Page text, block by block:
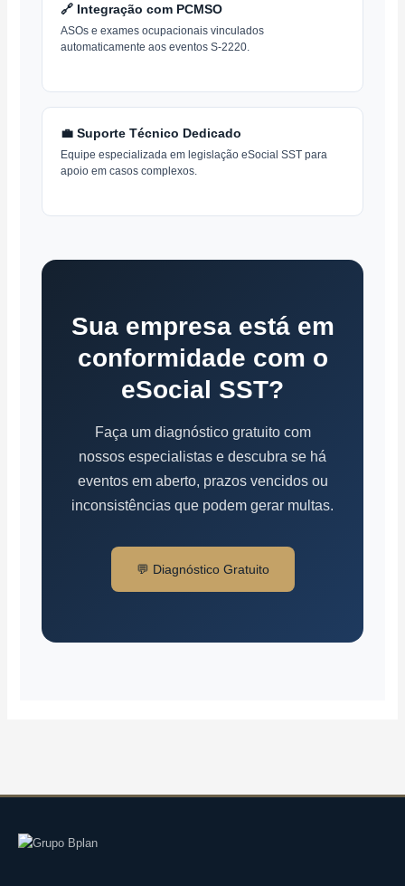
🔗 Integração com PCMSO
ASOs e exames ocupacionais vinculados
automaticamente aos eventos S-2220.
💼 Suporte Técnico Dedicado
Equipe especializada em legislação eSocial SST para
apoio em casos complexos.
Sua empresa está em
conformidade com o
eSocial SST?
Faça um diagnóstico gratuito com
nossos especialistas e descubra se há
eventos em aberto, prazos vencidos ou
inconsistências que podem gerar multas.
💬 Diagnóstico Gratuito